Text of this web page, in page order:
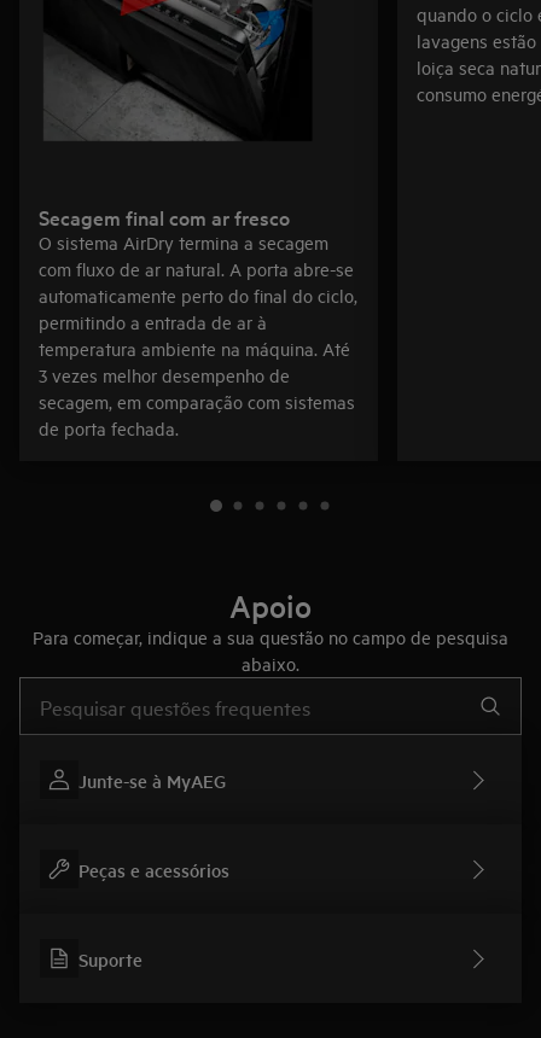
Secagem final com ar fresco
O sistema AirDry termina a secagem
com fluxo de ar natural. A porta abre-se
automaticamente perto do final do ciclo,
permitindo a entrada de ar à
temperatura ambiente na máquina. Até
3 vezes melhor desempenho de
secagem, em comparação com sistemas
de porta fechada.
quando o ciclo
lavagens
loiça seca
consumo
Apoio
Para começar, indique a sua questão no campo de pesquisa
abaixo.
Junte-se à MyAEG
Peças e acessórios
Suporte